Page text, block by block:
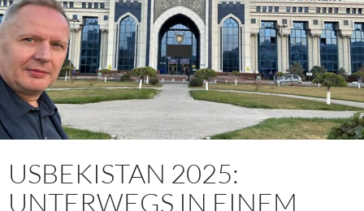
USBEKISTAN 2025:
UNTERWEGS IN EINEM